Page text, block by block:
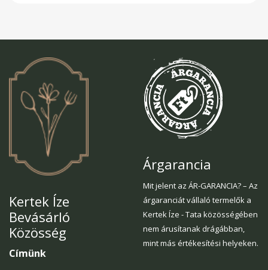
Kertek Íze
Bevásárló
Közösség
Címünk
Árgarancia
Mit jelent az ÁR-GARANCIA? – Az
árgaranciát vállaló termelők a
Kertek Íze - Tata közösségében
nem árusítanak drágábban,
mint más értékesítési helyeken.